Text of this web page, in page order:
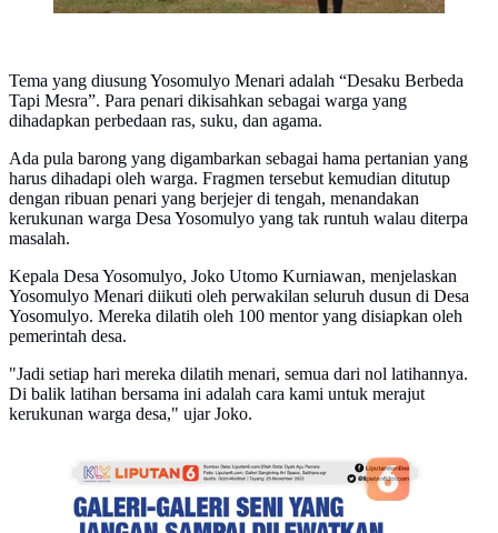
Tema yang diusung Yosomulyo Menari adalah “Desaku Berbeda
Tapi Mesra”. Para penari dikisahkan sebagai warga yang
dihadapkan perbedaan ras, suku, dan agama.
Ada pula barong yang digambarkan sebagai hama pertanian yang
harus dihadapi oleh warga. Fragmen tersebut kemudian ditutup
dengan ribuan penari yang berjejer di tengah, menandakan
kerukunan warga Desa Yosomulyo yang tak runtuh walau diterpa
masalah.
Kepala Desa Yosomulyo, Joko Utomo Kurniawan, menjelaskan
Yosomulyo Menari diikuti oleh perwakilan seluruh dusun di Desa
Yosomulyo. Mereka dilatih oleh 100 mentor yang disiapkan oleh
pemerintah desa.
"Jadi setiap hari mereka dilatih menari, semua dari nol latihannya.
Di balik latihan bersama ini adalah cara kami untuk merajut
kerukunan warga desa," ujar Joko.